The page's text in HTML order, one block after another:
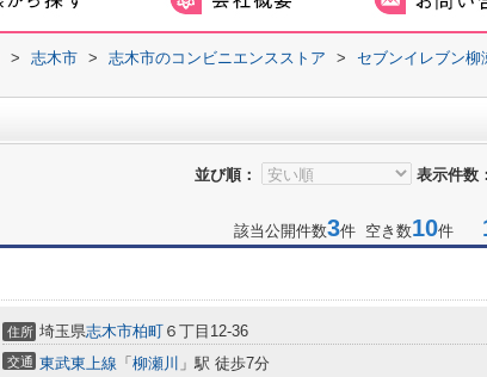
> 志木市 > 志木市のコンビニエンスストア >
セブンイレブン柳
並び順： 表示件数：
該当公開件数3件 空き数10件
住所 埼玉県志木市柏町 ６丁目12-36
交通 東武東上線 「 柳瀬川 」駅 徒歩7分